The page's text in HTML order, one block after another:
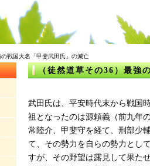
戦国大名「甲斐武田氏」の滅亡
（徒然道草その36）最強
武田氏は、平安時代末から戦国
祖となったのは源頼義（前九年
常陸介、甲斐守を経て、刑部少
て、その勢力を自らの勢力とし
すが、その野望は露見して果た